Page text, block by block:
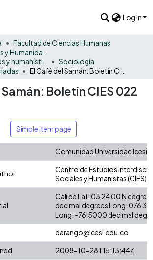
Log In
Facultad de Ciencias Humanas
Sociología
Boletín CIES 022
Simple item page
Comunidad Universidad Icesi
Centro de Estudios
Sociales y Humanistas (CIES)
Cali de Lat: 03 24 00 N
decimal degrees Long: 076
Long: -76.5000 decimal
darango@icesi.edu.co
2008-10-28T15:13:44Z